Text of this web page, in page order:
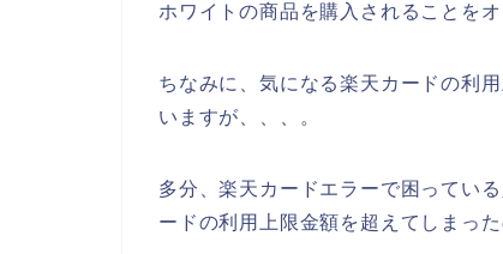
ホワイトの商品を購入されることを
ちなみに、気になる楽天カードの利
いますが、、、。
多分、楽天カードエラーで困ってい
ードの利用上限金額を超えてしまった